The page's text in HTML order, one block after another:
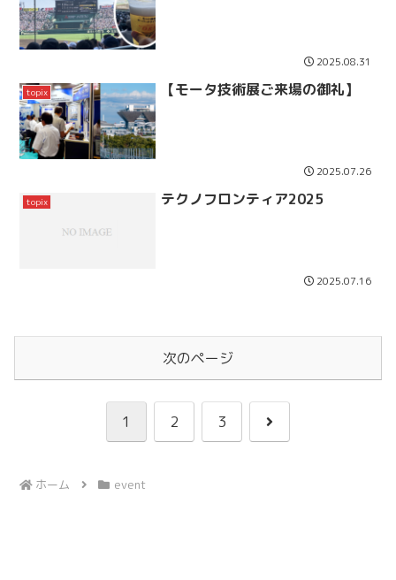
2025.08.31
topix 【モータ技術展ご来場の御礼】
2025.07.26
topix テクノフロンティア2025
2025.07.16
次のページ
1 2 3
次
ホーム event